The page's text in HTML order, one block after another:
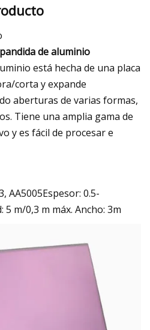
de aluminio
está hecha de una placa
corta y expande
aberturas de varias formas,
Tiene una amplia gama de
y es fácil de procesar e
AA5005Espesor: 0.5-
m/0,3 m máx. Ancho: 3m